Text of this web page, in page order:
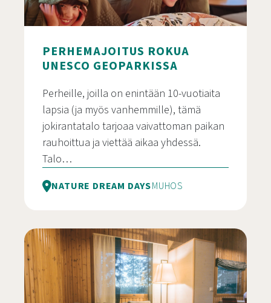
PERHEMAJOITUS ROKUA
UNESCO GEOPARKISSA
Perheille, joilla on enintään 10-vuotiaita
lapsia (ja myös vanhemmille), tämä
jokirantatalo tarjoaa vaivattoman paikan
rauhoittua ja viettää aikaa yhdessä.
Talo…
NATURE DREAM DAYSMUHOS